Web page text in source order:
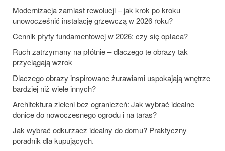
Modernizacja zamiast rewolucji – jak krok po kroku
unowocześnić instalację grzewczą w 2026 roku?
Cennik płyty fundamentowej w 2026: czy się opłaca?
Ruch zatrzymany na płótnie – dlaczego te obrazy tak
przyciągają wzrok
Dlaczego obrazy inspirowane żurawiami uspokajają wnętrze
bardziej niż wiele innych?
Architektura zieleni bez ograniczeń: Jak wybrać idealne
donice do nowoczesnego ogrodu i na taras?
Jak wybrać odkurzacz idealny do domu? Praktyczny
poradnik dla kupujących.